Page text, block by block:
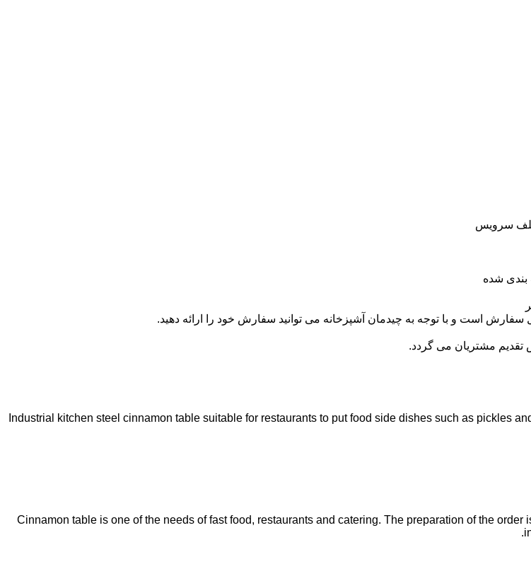
سلف سرویس
است و با توجه به چیدمان آشپزخانه می توانید سفارش خود را ارائه دهید.
مشتریان می گردد.
Industrial kitchen steel cinnamon table suitable for restaurants to put food side dishes such as pickles
Cinnamon table is one of the needs of fast food, restaurants and catering. The preparation of the